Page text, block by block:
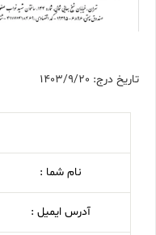
تاریخ درج: 1403/9/20
نام شما :
آدرس ایمیل :